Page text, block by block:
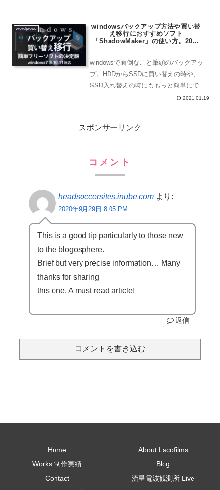
wordpress
windowsバックアップ方法や買い替
え移行におすすめソフト
「ShadowMaker」の使い方。2022
windowsで面倒なこと筆頭のバックアッ
プ。HDDからSSDに買い替えの時や、
SSD入れ替えの時にももっと簡単にでき
ればいいのにと思って、高いバックアッ
プソフト「Sh...
2021.01.19
スポンサーリンク
コメント
headsoccersites.inube.com より:
2020年9月29日 8:05 PM
This is a good tip particularly to those new
to the blogosphere.
Brief but very precise information… Many
thanks for sharing
this one. A must read article!
返信
コメントを書き込む
Home
About Lacofilms
Works 制作実績
Blog
Contact
流星電波観測所 Live